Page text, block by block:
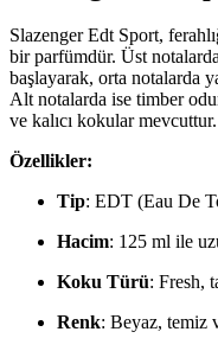
Slazenger Edt Sport,
bir parfümdür. Üst
başlayarak, orta notalarda
Alt notalarda ise timber
ve kalıcı kokular mevcuttur.
Özellikler:
Tip: EDT (Eau De
Hacim: 125 ml ile
Koku Türü: Fresh,
Renk: Beyaz, temiz